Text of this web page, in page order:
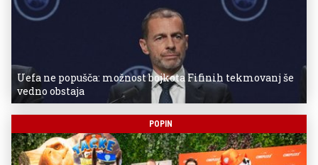
Uefa ne popušča: možnost bojkota Fifinih tekmovanj še
vedno obstaja
POPIN